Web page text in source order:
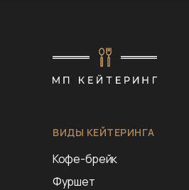
ВИДЫ КЕЙТЕРИНГА
Кофе-брейк
Фуршет